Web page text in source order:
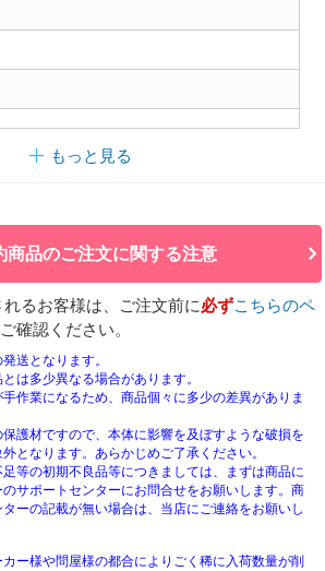
もっと見る
商品のご注文に関する注意
るお客様は、ご注文前に必ずこちらのペ
確認ください。
送となります。
は多少異なる場合があります。
作業になるため、商品個々に多少の差異がありま
護材ですので、本体に影響を及ぼすような破損を
となります。あらかじめご了承ください。
等の初期不良品等につきましては、まずは商品に
サポートセンターにお問合せをお願いします。商
ーの記載が無い場合は、当店にご連絡をお願いし
ー様や問屋様の都合によりごく稀に入荷数量が削